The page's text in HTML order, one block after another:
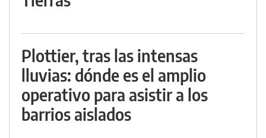
Plottier, tras las intensas
lluvias: dónde es el amplio
operativo para asistir a los
barrios aislados